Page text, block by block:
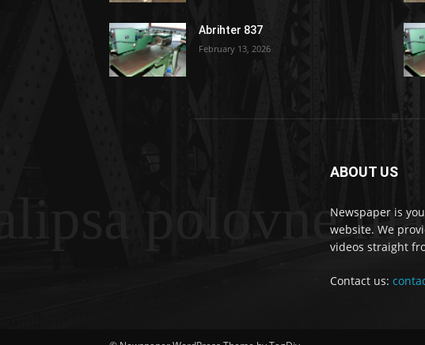
Abrihter 837
February 13, 2026
polovne
ABOUT US
Newspaper is
website. We
videos straight
Contact us: